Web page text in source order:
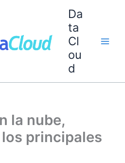
Da
ta
Cl
ou
d
la nube,
principales